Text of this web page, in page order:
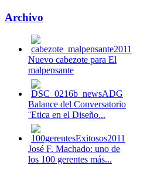
Archivo
Nuevo cabezote para El
malpensante
Balance del Conversatorio
¨Etica en el Diseño...
José F. Machado: uno de
los 100 gerentes más...